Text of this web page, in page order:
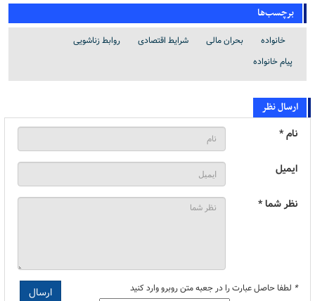
برچسب‌ها
خانواده بحران مالی شرایط اقتصادی
روابط زناشویی
پیام خانواده
ارسال نظر
نام *
ایمیل
نظر شما *
* لطفا حاصل عبارت را در جعبه متن روبرو وارد کنید